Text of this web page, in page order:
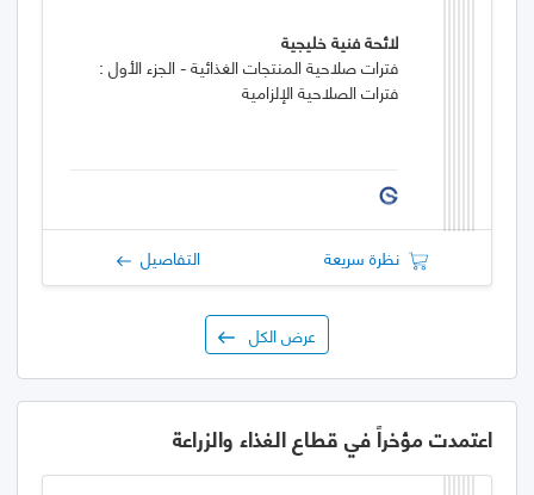
لائحة فنية خليجية
فترات صلاحية المنتجات الغذائية - الجزء الأول :
فترات الصلاحية الإلزامية
نظرة سريعة التفاصيل
عرض الكل
اعتمدت مؤخراً في قطاع الغذاء والزراعة